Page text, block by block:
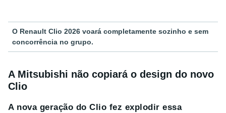
O Renault Clio 2026 voará completamente sozinho e sem
concorrência no grupo.
A Mitsubishi não copiará o design do novo
Clio
A nova geração do Clio fez explodir essa